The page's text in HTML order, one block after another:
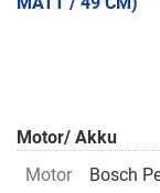
Motor/ Akku
Motor
Bosch